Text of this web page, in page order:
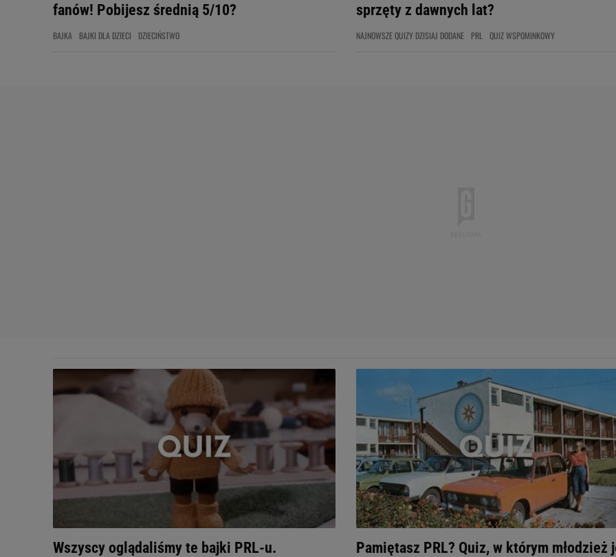
fanów! Pobijesz średnią 5/10?
BAJKA BAJKI DLA DZIECI DZIECIŃSTWO
sprzęty z dawnych lat?
NAJNOWSZE QUIZY DZISIAJ DODANE PRL QUIZ WSPOMINKOWY
Wszyscy oglądaliśmy te bajki PRL-u. Pamiętasz PRL? Quiz, w którym młodzież